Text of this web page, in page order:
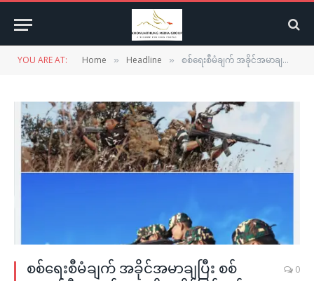
YOU ARE AT: Home » Headline » စစ်ရေးစီမံချက် အခိုင်အမာချပြီး စစ်ကောင်စီ ချေမှုန်းရေးကို အရှိန်မြှင့်တင် ဆောင်ရွက်မည်ဟု CDF – မင်းတပ်ထုတ်ပြန်
စစ်ရေးစီမံချက် အခိုင်အမာချပြီး စစ်
0